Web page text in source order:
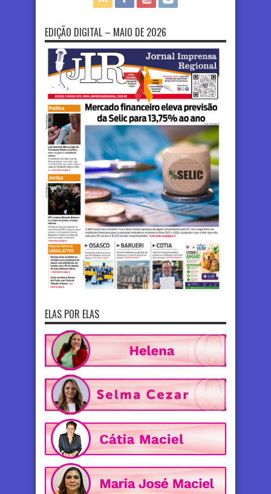
EDIÇÃO DIGITAL – MAIO DE 2026
ELAS POR ELAS